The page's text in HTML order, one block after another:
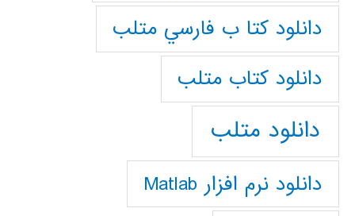
دانلود كتا ب فارسي متلب
دانلود كتاب متلب
دانلود متلب
دانلود نرم افزار Matlab